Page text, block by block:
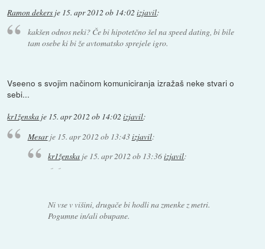
Ramon dekers je 15. apr 2012 ob 14:02 izjavil:
kakšen odnos neki? Če bi hipotetčno šel na speed dating, bi bile
tam osebe ki bi že avtomatsko sprejele igro.
Vseeno s svojim načinom komuniciranja izražaš neke stvari o
sebi...
kr1ženska je 15. apr 2012 ob 14:02 izjavil:
Mesarje 15. apr 2012 ob 13:43izjavil:
kr1ženska je 15. apr 2012 ob 13:36izjavil:
Ni vse v višini, drugače bi hodli na zmenke z metri.
Pogumne in/ali obupane.